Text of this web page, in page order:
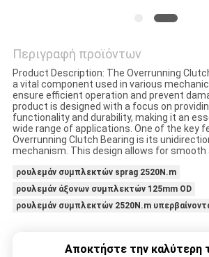
SITEMAP
PRIVACY
POLICY
Περιγραφή προϊόντων
Product Description: The Overrunning
a vital component used in various
ensure efficient operation and prevent
product is designed with a focus on
functionality and durability, making it an
wide range of applications. One of the key
Overrunning Clutch Bearing is its
mechanism. This design allows for smooth
ρουλεμάν συμπλεκτών sprag 2520N.m
ρουλεμάν άξονων συμπλεκτών 125mm OD
ρουλεμάν συμπλεκτών 2520N.m
Αποκτήστε την καλύτερη